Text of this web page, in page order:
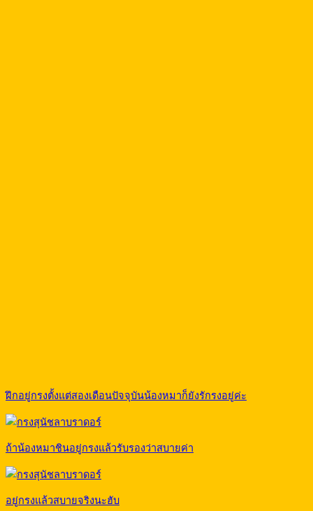
ฝึกอยู่กรงตั้งแต่สองเดือนปัจจุบันน้องหมาก็ยังรักรงอยู่ค่ะ
ถ้าน้องหมาชินอยู่กรงแล้วรับรองว่าสบายค่า
อยู่กรงแล้วสบายจริงนะฮับ